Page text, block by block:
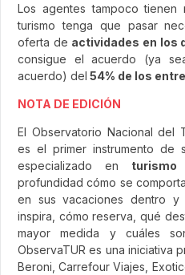
Los agentes tampoco
turismo tenga que pasar
oferta de actividades en los
consigue el acuerdo (ya
acuerdo) del 54% de los
NOTA DE EDICIÓN
El Observatorio Nacional del
es el primer instrumento de
especializado en turismo
profundidad cómo se
en sus vacaciones dentro y
inspira, cómo reserva, qué
mayor medida y cuáles
ObservaTUR es una iniciativa
Beroni, Carrefour Viajes,